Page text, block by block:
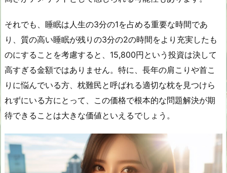
それでも、睡眠は人生の3分の1を占める重要な時間であ
り、質の高い睡眠が残りの3分の2の時間をより充実したも
のにすることを考慮すると、15,800円という投資は決して
高すぎる金額ではありません。特に、長年の肩こりや首こ
りに悩んでいる方、枕難民と呼ばれる適切な枕を見つけら
れずにいる方にとって、この価格で根本的な問題解決が期
待できることは大きな価値といえるでしょう。